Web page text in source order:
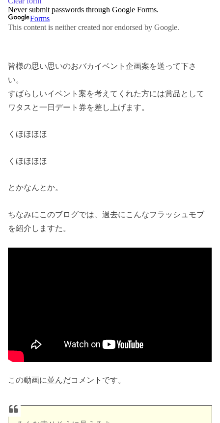
皆様の思い思いのおバカイベント企画案を送って下さ
い。
すばらしいイベント案を考えてくれた方には賞品として
ワタスと一日デート券を差し上げます。
くほほほほ
くほほほほ
とかなんとか。
ちなみにこのブログでは、過去にこんなフラッシュモブ
を紹介しますた。
この動画に並んだコメントです。